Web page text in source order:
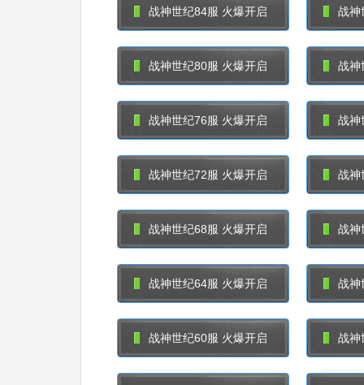
战神世纪84服 火爆开启 战神
战神世纪80服 火爆开启 战神
战神世纪76服 火爆开启 战神
战神世纪72服 火爆开启 战神
战神世纪68服 火爆开启 战神
战神世纪64服 火爆开启 战神
战神世纪60服 火爆开启 战神